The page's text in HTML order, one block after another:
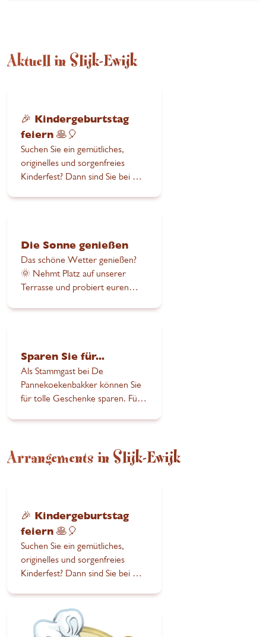
Aktuell in Slijk-Ewijk
🎉 Kindergeburtstag
feiern 🥞🎈
Suchen Sie ein gemütliches,
originelles und sorgenfreies
Kinderfest? Dann sind Sie bei De
Die Sonne genießen
Das schöne Wetter genießen?
🌞 Nehmt Platz auf unserer
Terrasse und probiert euren
Sparen Sie für...
Als Stammgast bei De
Pannekoekenbakker können Sie
für tolle Geschenke sparen. Für
Arrangements in Slijk-Ewijk
🎉 Kindergeburtstag
feiern 🥞🎈
Suchen Sie ein gemütliches,
originelles und sorgenfreies
Kinderfest? Dann sind Sie bei De